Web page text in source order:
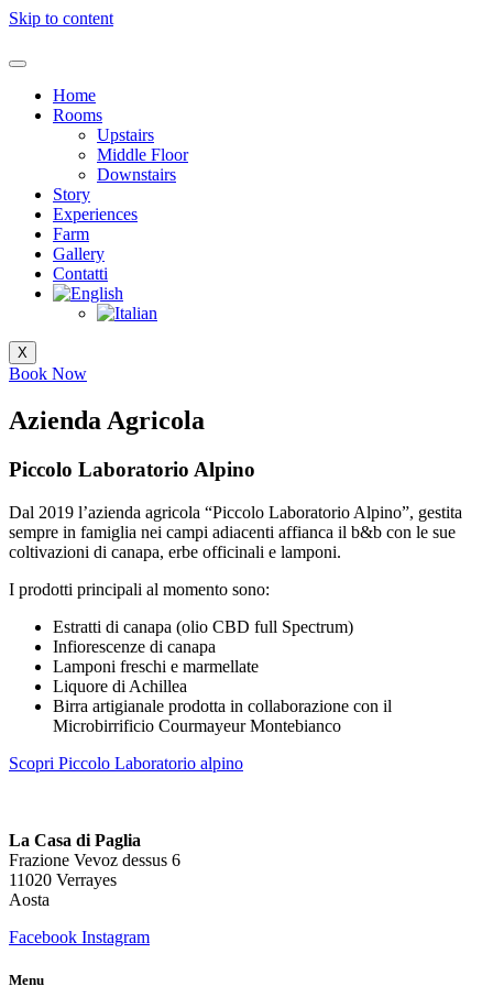
Skip to content
Home
Rooms
Upstairs
Middle Floor
Downstairs
Story
Experiences
Farm
Gallery
Contatti
X
Book Now
Azienda Agricola
Piccolo Laboratorio Alpino
Dal 2019 l’azienda agricola “Piccolo Laboratorio Alpino”, gestita
sempre in famiglia nei campi adiacenti affianca il b&b con le sue
coltivazioni di canapa, erbe officinali e lamponi.
I prodotti principali al momento sono:
Estratti di canapa (olio CBD full Spectrum)
Infiorescenze di canapa
Lamponi freschi e marmellate
Liquore di Achillea
Birra artigianale prodotta in collaborazione con il
Microbirrificio Courmayeur Montebianco
Scopri Piccolo Laboratorio alpino
La Casa di Paglia
Frazione Vevoz dessus 6
11020 Verrayes
Aosta
Facebook Instagram
Menu